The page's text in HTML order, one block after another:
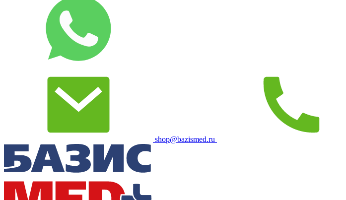
shop@bazismed.ru